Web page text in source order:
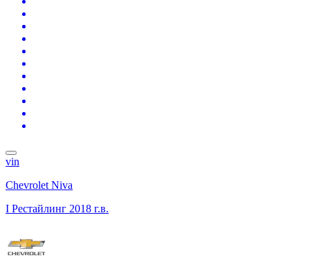
vin
Chevrolet Niva
I Рестайлинг 2018 г.в.